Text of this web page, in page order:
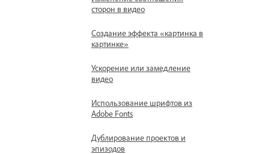
сторон в видео
Создание эффекта «картинка в
картинке»
Ускорение или замедление
видео
Использование шрифтов из
Adobe Fonts
Дублирование проектов и
эпизодов